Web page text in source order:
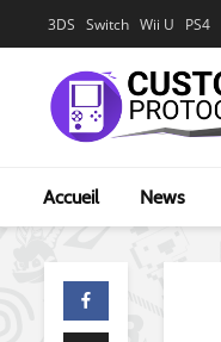
3DS Switch Wii U PS4
Accueil News